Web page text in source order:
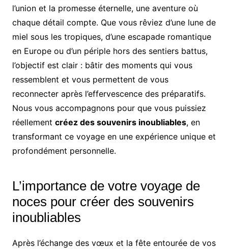
l’union et la promesse éternelle, une aventure où
chaque détail compte. Que vous rêviez d’une lune de
miel sous les tropiques, d’une escapade romantique
en Europe ou d’un périple hors des sentiers battus,
l’objectif est clair : bâtir des moments qui vous
ressemblent et vous permettent de vous
reconnecter après l’effervescence des préparatifs.
Nous vous accompagnons pour que vous puissiez
réellement créez des souvenirs inoubliables, en
transformant ce voyage en une expérience unique et
profondément personnelle.
L’importance de votre voyage de
noces pour créer des souvenirs
inoubliables
Après l’échange des vœux et la fête entourée de vos